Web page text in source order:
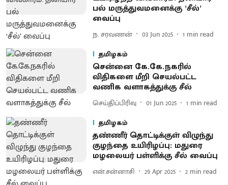
பல் மருத்துவமனைக்கு ‘சீல்’
வைப்பு
ந. சரவணன் 03 Jun 2025 1 min read
தமிழகம்
சென்னை கே.கே.நகரில்
விதிகளை மீறி செயல்பட்ட
வணிக வளாகத்துக்கு சீல்
செய்திப்பிரிவு 01 Jun 2025 1 min read
தமிழகம்
தண்ணீர் தொட்டிக்குள் விழுந்து
குழந்தை உயிரிழப்பு: மதுரை
மழலையர் பள்ளிக்கு சீல் வைப்பு
என்.சன்னாசி 29 Apr 2025 2 min read